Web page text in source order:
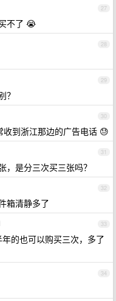
27
不了 😭
28
29
？
30
到浙江那边的广告电话 😓
31
，是分三次买三张吗？
32
箱清静多了
33
的也可以购买三次，多了
34